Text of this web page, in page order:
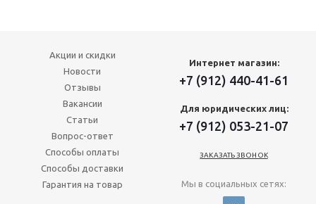
Акции и скидки
Новости
Отзывы
Вакансии
Статьи
Вопрос-ответ
Способы оплаты
Способы доставки
Гарантия на товар
Интернет магазин:
+7 (912) 440-41-61
Для юридических лиц:
+7 (912) 053-21-07
ЗАКАЗАТЬ ЗВОНОК
Мы в социальных сетях: